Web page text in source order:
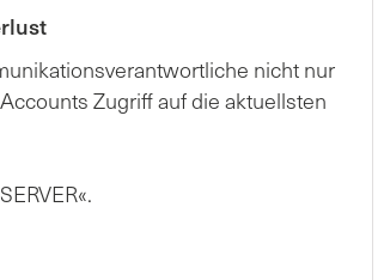
nicht nur
Zugriff auf die aktuellsten